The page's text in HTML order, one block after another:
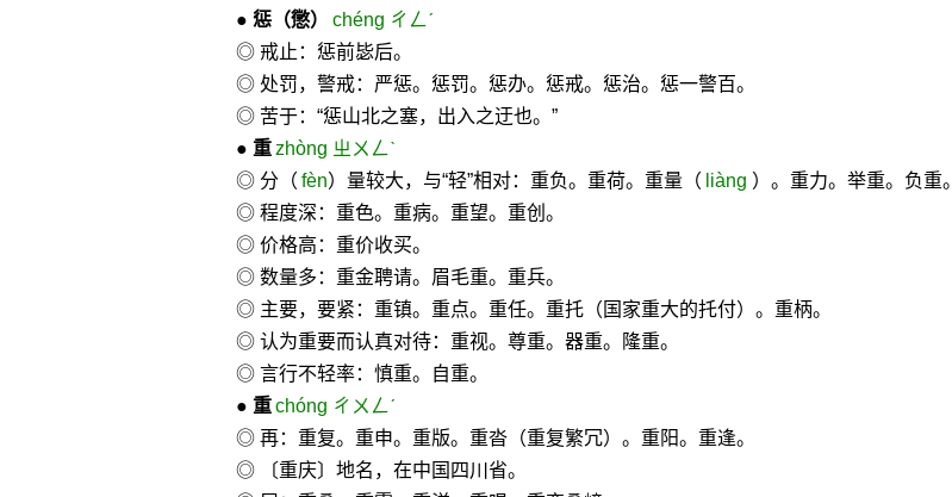
● 惩（懲）
chéng ㄔㄥˊ
◎ 戒止：惩前毖后。
◎ 处罚，警戒：严惩。惩罚。惩办。惩戒。惩治。惩一警百。
◎ 苦于：“惩山北之塞，出入之迂也。”
● 重 zhòng ㄓㄨㄥˋ
◎ 分（ fèn）量较大，与“轻”相对：重负。重荷。重量（ liàng ）。重力。举重。负重。
◎ 程度深：重色。重病。重望。重创。
◎ 价格高：重价收买。
◎ 数量多：重金聘请。眉毛重。重兵。
◎ 主要，要紧：重镇。重点。重任。重托（国家重大的托付）。重柄。
◎ 认为重要而认真对待：重视。尊重。器重。隆重。
◎ 言行不轻率：慎重。自重。
● 重 chóng ㄔㄨㄥˊ
◎ 再：重复。重申。重版。重沓（重复繁冗）。重阳。重逢。
◎ 〔重庆〕地名，在中国四川省。